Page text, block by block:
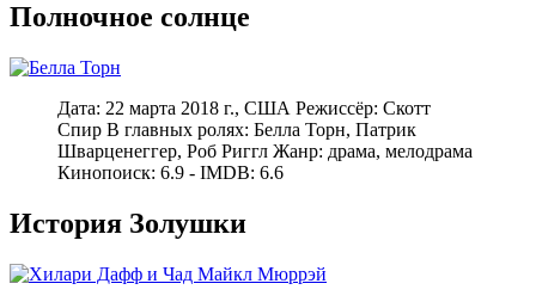
Полночное солнце
Дата: 22 марта 2018 г., США Режиссёр: Скотт
Спир В главных ролях: Белла Торн, Патрик
Шварценеггер, Роб Риггл Жанр: драма, мелодрама
Кинопоиск: 6.9 - IMDB: 6.6
История Золушки